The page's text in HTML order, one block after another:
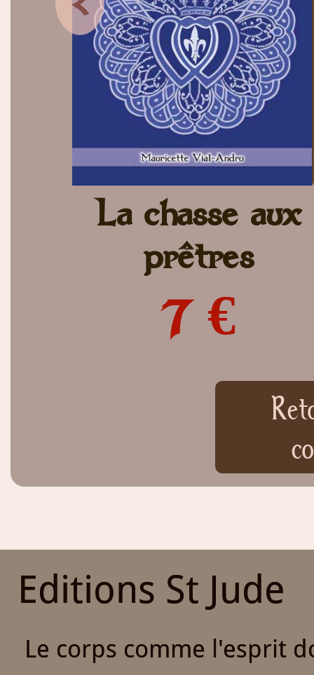
La chasse aux
prêtres
7 €
Editions St Jude
Le corps comme l'esprit